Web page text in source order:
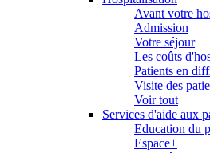
Avant votre
Admission
Votre séjour
Les coûts
Patients en
Visite des
Voir tout
Services d'aide aux
Education du
Espace+